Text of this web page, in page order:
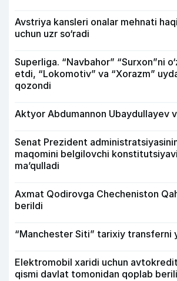
Avstriya kansleri onalar mehnati
uchun uzr so‘radi
Superliga. “Navbahor” “Surxon”ni
etdi, “Lokomotiv” va “Xorazm”
qozondi
Aktyor Abdu­mannon Ubaydullayev
Senat Prezident
maqomini belgilovchi
ma’qulladi
Axmat Qodirovga Checheniston
berildi
“Manchester Siti” tarixiy transferni
Elektromobil xaridi uchun
qismi davlat tomonidan qoplab